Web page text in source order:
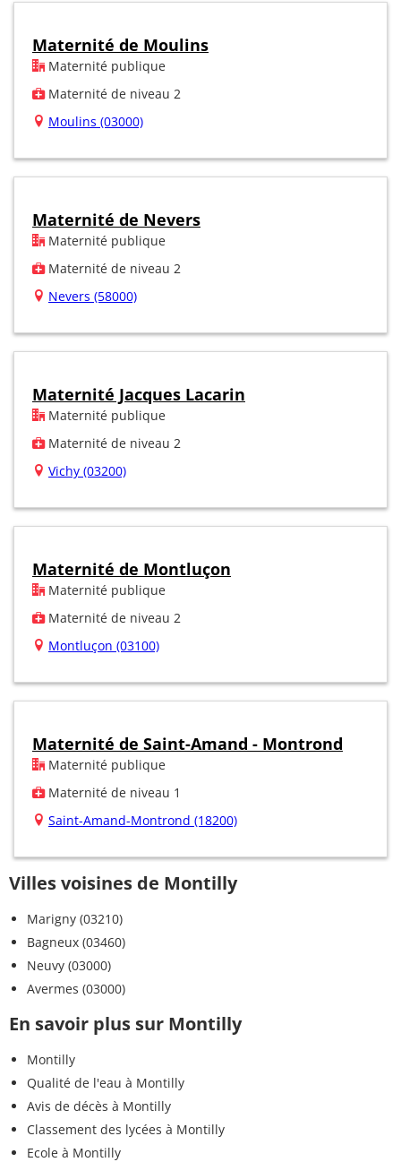
Maternité de Moulins
Maternité publique
Maternité de niveau 2
Moulins (03000)
Maternité de Nevers
Maternité publique
Maternité de niveau 2
Nevers (58000)
Maternité Jacques Lacarin
Maternité publique
Maternité de niveau 2
Vichy (03200)
Maternité de Montluçon
Maternité publique
Maternité de niveau 2
Montluçon (03100)
Maternité de Saint-Amand - Montrond
Maternité publique
Maternité de niveau 1
Saint-Amand-Montrond (18200)
Villes voisines de Montilly
Marigny (03210)
Bagneux (03460)
Neuvy (03000)
Avermes (03000)
En savoir plus sur Montilly
Montilly
Qualité de l'eau à Montilly
Avis de décès à Montilly
Classement des lycées à Montilly
Ecole à Montilly